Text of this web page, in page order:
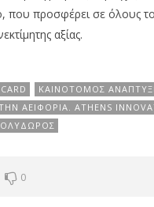
που προσφέρει σε όλους
αξίας.
ΚΑΙΝΟΤΌΜΟΣ
ΑΕΙΦΟΡΊΑ. ATHENS
0